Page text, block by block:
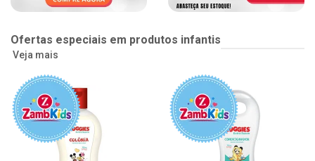
Ofertas especiais em produtos infantis
Veja mais